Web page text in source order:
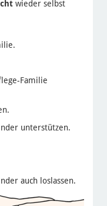
wieder selbst
Familie
unterstützen.
auch loslassen.